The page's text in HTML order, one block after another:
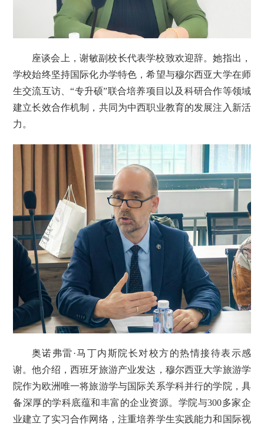
座谈会上，谢敏副校长代表学校致欢迎辞。她指出，
学校始终坚持国际化办学特色，希望与穆尔西亚大学在师
生交流互访、“专升硕”联合培养项目以及科研合作等领域
建立长效合作机制，共同为中西职业教育的发展注入新活
力。
奥诺弗雷·马丁内斯院长对校方的热情接待表示感
谢。他介绍，西班牙旅游产业发达，穆尔西亚大学旅游学
院作为欧洲唯一将旅游学与国际关系学科并行的学院，具
备深厚的学科底蕴和丰富的企业资源。学院与300多家企
业建立了实习合作网络，注重培养学生实践能力和国际视